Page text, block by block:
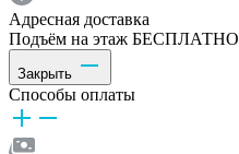
Адресная доставка
Подъём на этаж БЕСПЛАТНО
Закрыть
Способы оплаты